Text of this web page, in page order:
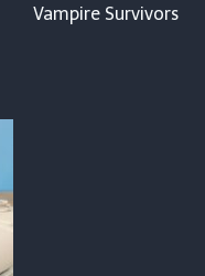
Vampire Survivors